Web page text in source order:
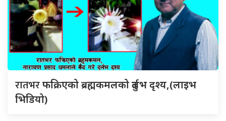
रातभरफक्रिएको ब्रह्मकमलको दुर्लभ दृश्य,(लाइभ
भिडियो)